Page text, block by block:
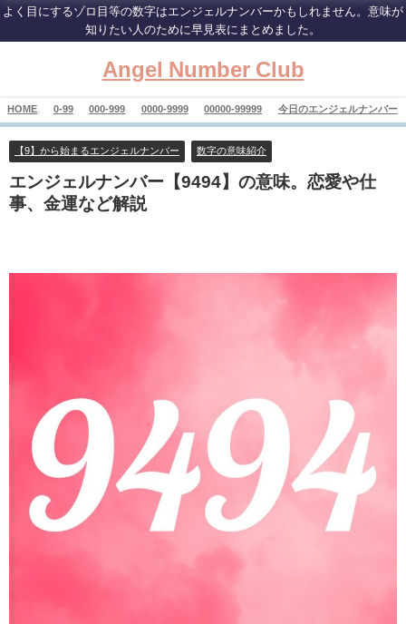
よく目にするゾロ目等の数字はエンジェルナンバーかもしれません。意味が
知りたい人のために早見表にまとめました。
Angel Number Club
HOME 0-99 000-999 0000-9999 00000-99999 今日のエンジェルナンバー
【9】から始まるエンジェルナンバー 数字の意味紹介
エンジェルナンバー【9494】の意味。恋愛や仕
事、金運など解説